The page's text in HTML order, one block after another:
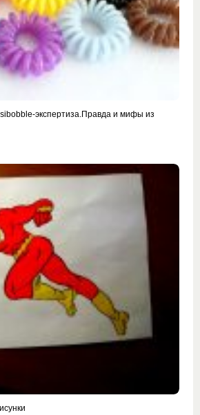
экспертиза.Правда и мифы из